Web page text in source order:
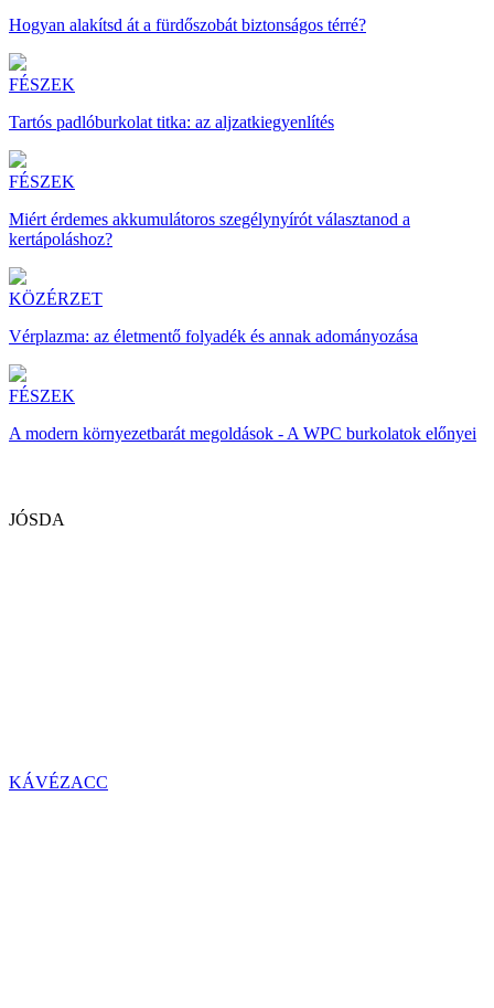
Hogyan alakítsd át a fürdőszobát biztonságos térré?
FÉSZEK
Tartós padlóburkolat titka: az aljzatkiegyenlítés
FÉSZEK
Miért érdemes akkumulátoros szegélynyírót választanod a
kertápoláshoz?
KÖZÉRZET
Vérplazma: az életmentő folyadék és annak adományozása
FÉSZEK
A modern környezetbarát megoldások - A WPC burkolatok előnyei
JÓSDA
KÁVÉZACC